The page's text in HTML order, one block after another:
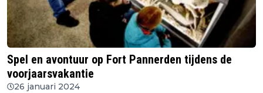
Spel en avontuur op Fort Pannerden tijdens de
voorjaarsvakantie
26 januari 2024